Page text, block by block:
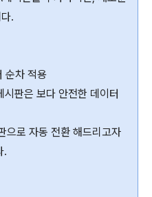
.
순차 적용
판은 보다 안전한 데이터
으로 자동 전환 해드리고자
.